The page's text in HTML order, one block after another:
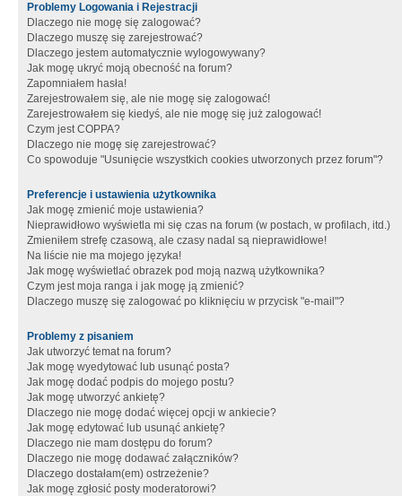
Problemy Logowania i Rejestracji
Dlaczego nie mogę się zalogować?
Dlaczego muszę się zarejestrować?
Dlaczego jestem automatycznie wylogowywany?
Jak mogę ukryć moją obecność na forum?
Zapomniałem hasła!
Zarejestrowałem się, ale nie mogę się zalogować!
Zarejestrowałem się kiedyś, ale nie mogę się już zalogować!
Czym jest COPPA?
Dlaczego nie mogę się zarejestrować?
Co spowoduje "Usunięcie wszystkich cookies utworzonych przez forum"?
Preferencje i ustawienia użytkownika
Jak mogę zmienić moje ustawienia?
Nieprawidłowo wyświetla mi się czas na forum (w postach, w profilach, itd.)
Zmieniłem strefę czasową, ale czasy nadal są nieprawidłowe!
Na liście nie ma mojego języka!
Jak mogę wyświetlać obrazek pod moją nazwą użytkownika?
Czym jest moja ranga i jak mogę ją zmienić?
Dlaczego muszę się zalogować po kliknięciu w przycisk "e-mail"?
Problemy z pisaniem
Jak utworzyć temat na forum?
Jak mogę wyedytować lub usunąć posta?
Jak mogę dodać podpis do mojego postu?
Jak mogę utworzyć ankietę?
Dlaczego nie mogę dodać więcej opcji w ankiecie?
Jak mogę edytować lub usunąć ankietę?
Dlaczego nie mam dostępu do forum?
Dlaczego nie mogę dodawać załączników?
Dlaczego dostałam(em) ostrzeżenie?
Jak mogę zgłosić posty moderatorowi?